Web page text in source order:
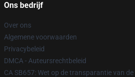
Ons bedrijf
Over ons
Algemene voorwaarden
Privacybeleid
DMCA - Auteursrechtbeleid
CA SB657: Wet op de transparantie van